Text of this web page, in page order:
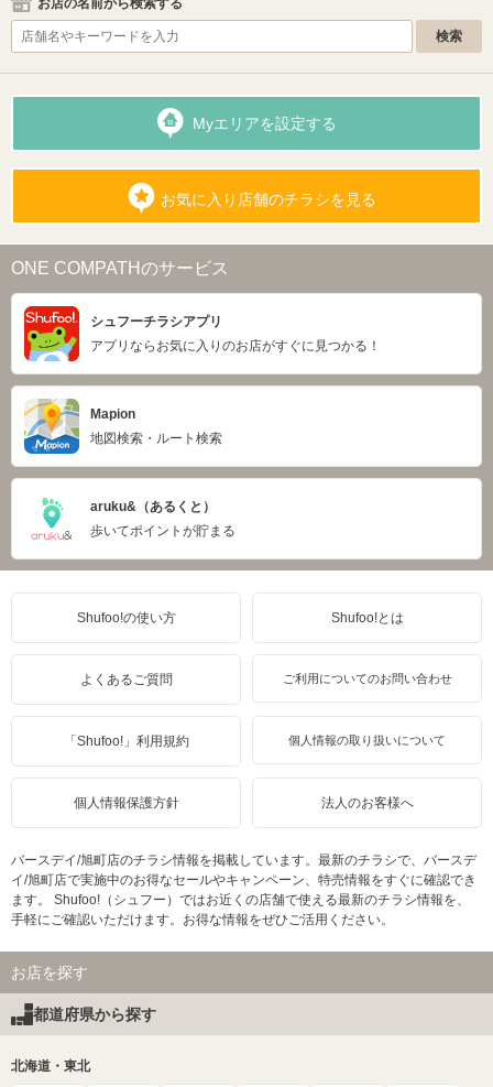
お店の名前から検索する
Myエリアを設定する
お気に入り店舗のチラシを見る
ONE COMPATHのサービス
シュフーチラシアプリ
アプリならお気に入りのお店がすぐに見つかる！
Mapion
地図検索・ルート検索
aruku&（あるくと）
歩いてポイントが貯まる
Shufoo!の使い方 Shufoo!とは
よくあるご質問 ご利用についてのお問い合わせ
「Shufoo!」利用規約 個人情報の取り扱いについて
個人情報保護方針 法人のお客様へ
バースデイ/旭町店のチラシ情報を掲載しています。最新のチラシで、バースデ
イ/旭町店で実施中のお得なセールやキャンペーン、特売情報をすぐに確認でき
ます。 Shufoo!（シュフー）ではお近くの店舗で使える最新のチラシ情報を、
手軽にご確認いただけます。お得な情報をぜひご活用ください。
お店を探す
都道府県から探す
北海道・東北